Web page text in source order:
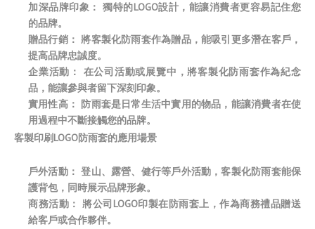
加深品牌印象： 獨特的LOGO設計，能讓消費者更容易記住您
的品牌。
贈品行銷： 將客製化防雨套作為贈品，能吸引更多潛在客戶，
提高品牌忠誠度。
企業活動： 在公司活動或展覽中，將客製化防雨套作為紀念
品，能讓參與者留下深刻印象。
實用性高： 防雨套是日常生活中實用的物品，能讓消費者在使
用過程中不斷接觸您的品牌。
客製印刷LOGO防雨套的應用場景
戶外活動： 登山、露營、健行等戶外活動，客製化防雨套能保
護背包，同時展示品牌形象。
商務活動： 將公司LOGO印製在防雨套上，作為商務禮品贈送
給客戶或合作夥伴。